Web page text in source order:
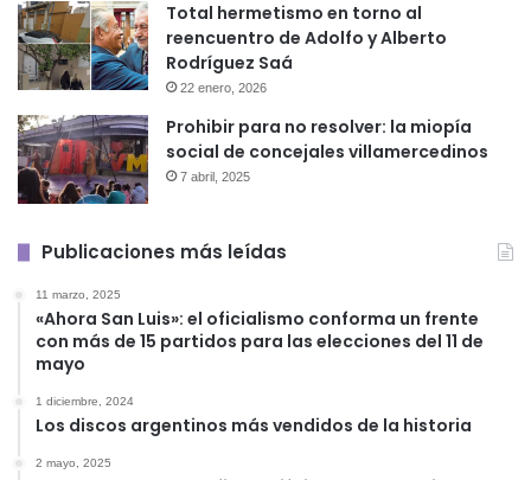
Total hermetismo en torno al
reencuentro de Adolfo y Alberto
Rodríguez Saá
22 enero, 2026
Prohibir para no resolver: la miopía
social de concejales villamercedinos
7 abril, 2025
Publicaciones más leídas
11 marzo, 2025
«Ahora San Luis»: el oficialismo conforma un frente
con más de 15 partidos para las elecciones del 11 de
mayo
1 diciembre, 2024
Los discos argentinos más vendidos de la historia
2 mayo, 2025